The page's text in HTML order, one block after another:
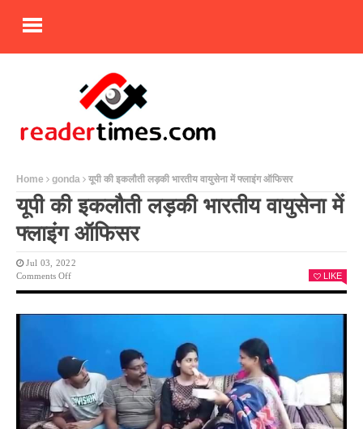
Home gonda यूपी की इकलौती लड़की भारतीय वायुसेना में फ्लाइंग ऑफिसर
यूपी की इकलौती लड़की भारतीय वायुसेना में
फ्लाइंग ऑफिसर
Jul 03, 2022
Comments OffOn
इकलौती
फ्लाइंग
ऑफिसर
LIKE